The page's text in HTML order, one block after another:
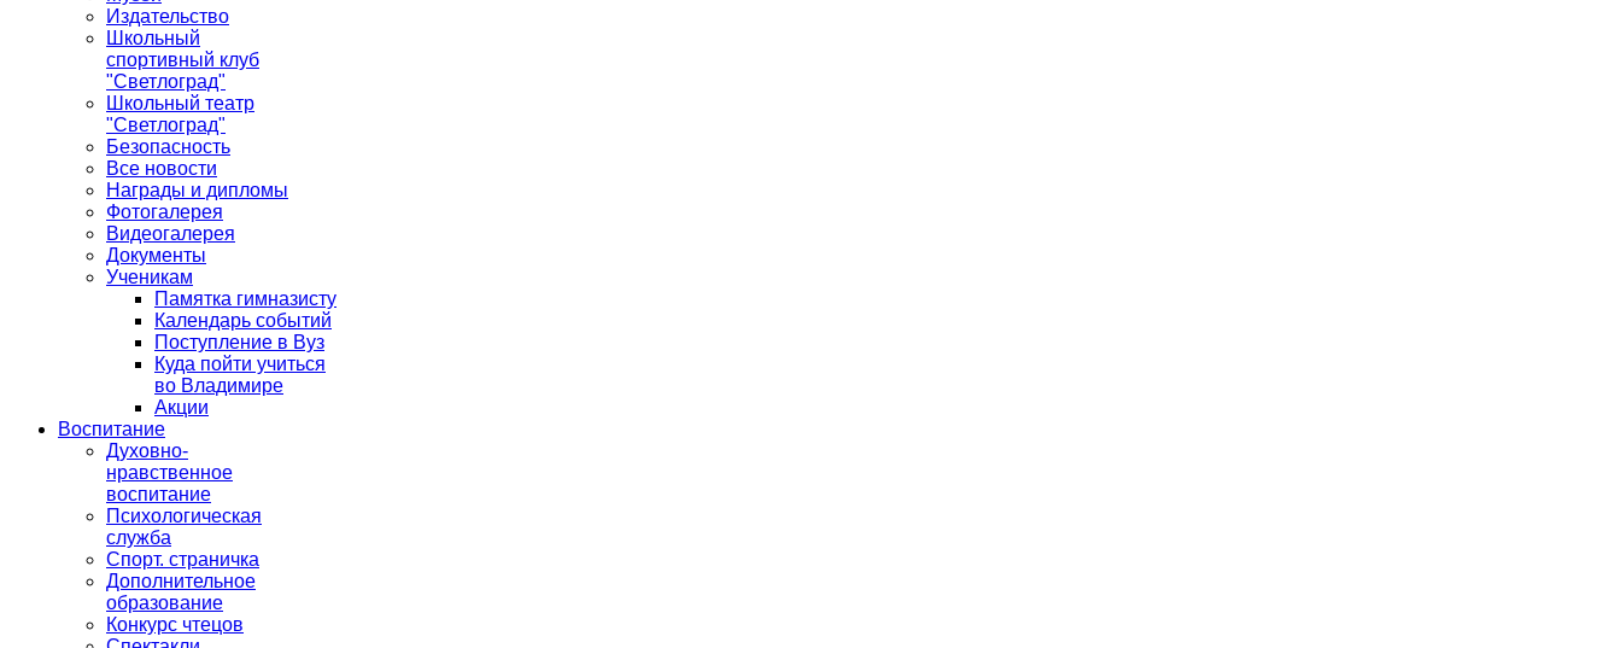
Издательство
Школьный
спортивный клуб
"Светлоград"
Школьный театр
"Светлоград"
Безопасность
Все новости
Награды и дипломы
Фотогалерея
Видеогалерея
Документы
Ученикам
Памятка гимназисту
Календарь событий
Поступление в Вуз
Куда пойти учиться
во Владимире
Акции
Воспитание
Духовно-
нравственное
воспитание
Психологическая
служба
Спорт. страничка
Дополнительное
образование
Конкурс чтецов